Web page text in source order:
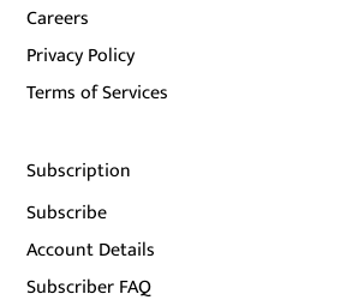
Careers
Privacy Policy
Terms of Services
Subscription
Subscribe
Account Details
Subscriber FAQ